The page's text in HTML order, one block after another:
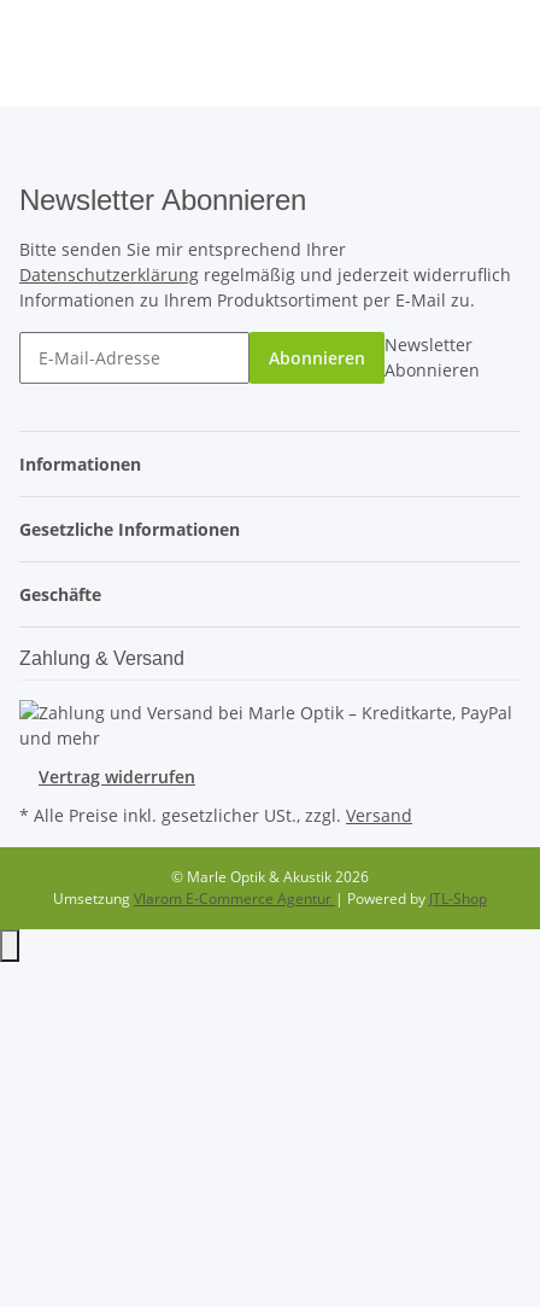
Newsletter Abonnieren
Bitte senden Sie mir entsprechend Ihrer
Datenschutzerklärung regelmäßig und jederzeit widerruflich
Informationen zu Ihrem Produktsortiment per E-Mail zu.
Abonnieren
Newsletter
Abonnieren
Informationen
Gesetzliche Informationen
Geschäfte
Zahlung & Versand
Vertrag widerrufen
* Alle Preise inkl. gesetzlicher USt., zzgl. Versand
© Marle Optik & Akustik 2026
UmsetzungVlarom E-Commerce Agentur | Powered by JTL-Shop